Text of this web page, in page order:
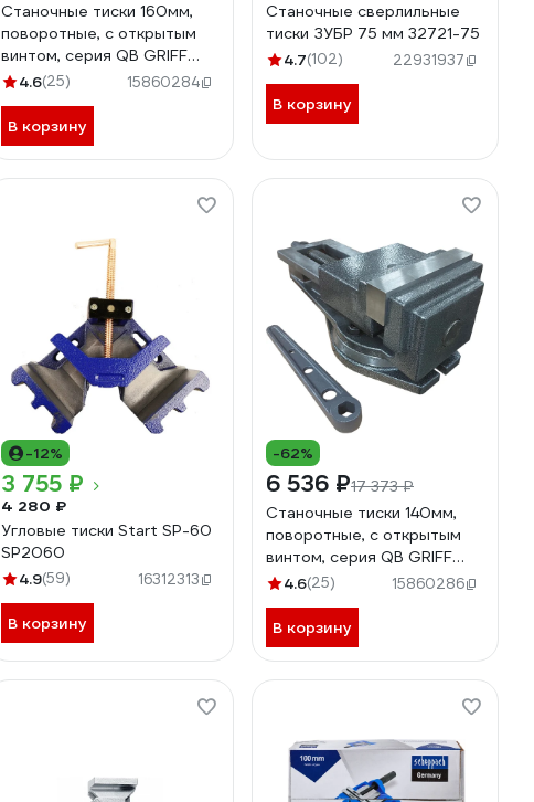
Станочные тиски 160мм,
поворотные, с открытым
винтом, серия QB GRIFF
b241202
4.6(25) 15860284
В корзину
Станочные сверлильные
тиски ЗУБР 75 мм 32721-75
4.7(102) 22931937
В корзину
-12%
3 755 ₽
4 280 ₽
Угловые тиски Start SP-60
SP2060
4.9(59) 16312313
В корзину
-62%
6 536 ₽17 373 ₽
Станочные тиски 140мм,
поворотные, с открытым
винтом, серия QB GRIFF
b241201
4.6(25) 15860286
В корзину